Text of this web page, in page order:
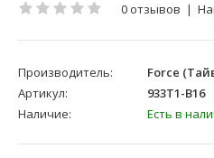
0 отзывов |
Производитель:
Force
Артикул:
933T1-B16
Наличие:
Есть в